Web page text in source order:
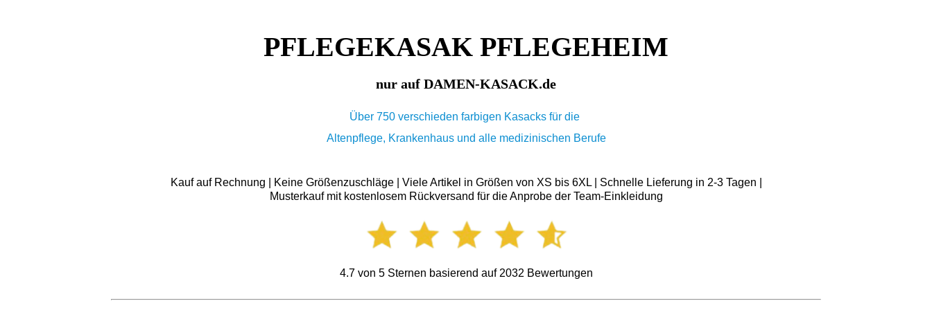
PFLEGEKASAK PFLEGEHEIM
nur auf DAMEN-KASACK.de
Über 750 verschieden farbigen Kasacks für die
Altenpflege, Krankenhaus und alle medizinischen Berufe
Kauf auf Rechnung | Keine Größenzuschläge | Viele Artikel in Größen von XS bis 6XL | Schnelle Lieferung in 2-3 Tagen |
Musterkauf mit kostenlosem Rückversand für die Anprobe der Team-Einkleidung
4.7von 5Sternen basierend auf 2032 Bewertungen